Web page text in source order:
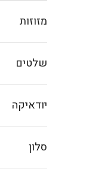
מזוזות
שלטים
יודאיקה
סלון